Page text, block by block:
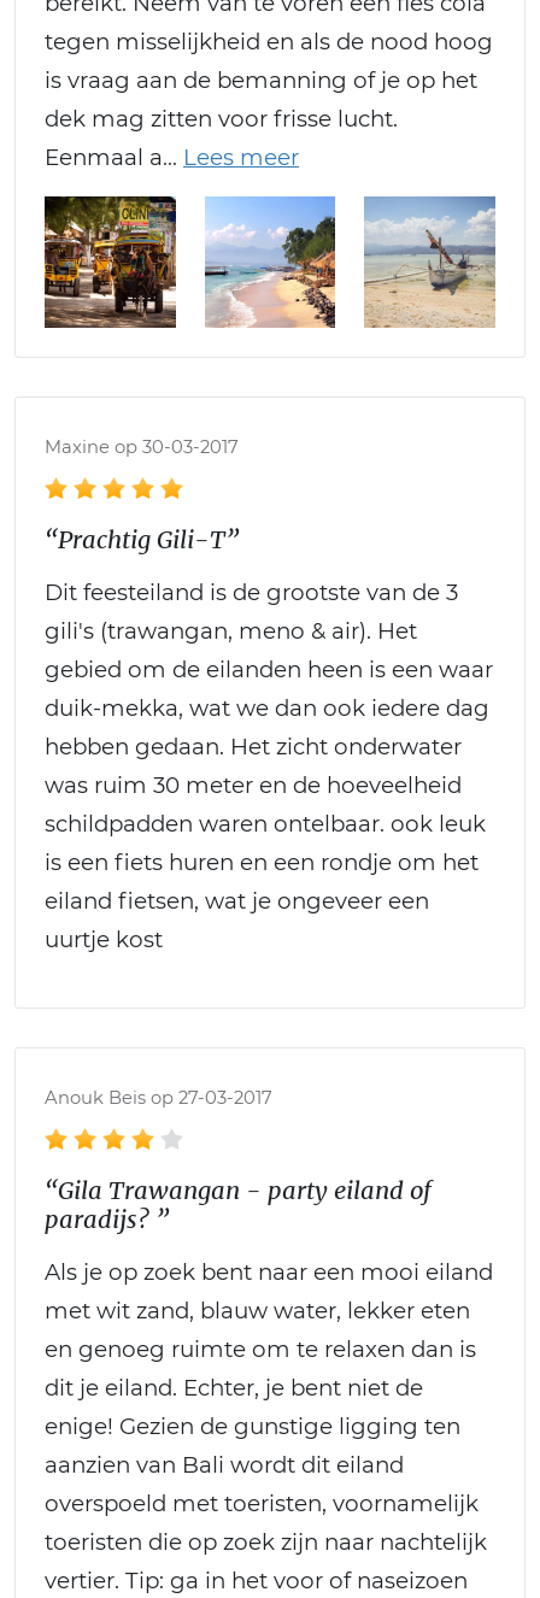
tegen misselijkheid en als de nood hoog
is vraag aan de bemanning of je op het
dek mag zitten voor frisse lucht.
Eenmaal a
Maxine op 30-03-2017
“Prachtig Gili-T”
Dit feesteiland is de grootste van de 3
gili's (trawangan, meno & air). Het
gebied om de eilanden heen is een waar
duik-mekka, wat we dan ook iedere dag
hebben gedaan. Het zicht onderwater
was ruim 30 meter en de hoeveelheid
schildpadden waren ontelbaar. ook leuk
is een fiets huren en een rondje om het
eiland fietsen, wat je ongeveer een
uurtje kost
Anouk Beis op 27-03-2017
“Gila Trawangan - party eiland of
paradijs? ”
Als je op zoek bent naar een mooi eiland
met wit zand, blauw water, lekker eten
en genoeg ruimte om te relaxen dan is
dit je eiland. Echter, je bent niet de
enige! Gezien de gunstige ligging ten
aanzien van Bali wordt dit eiland
overspoeld met toeristen, voornamelijk
toeristen die op zoek zijn naar nachtelijk
vertier. Tip: ga in het voor of naseizoen